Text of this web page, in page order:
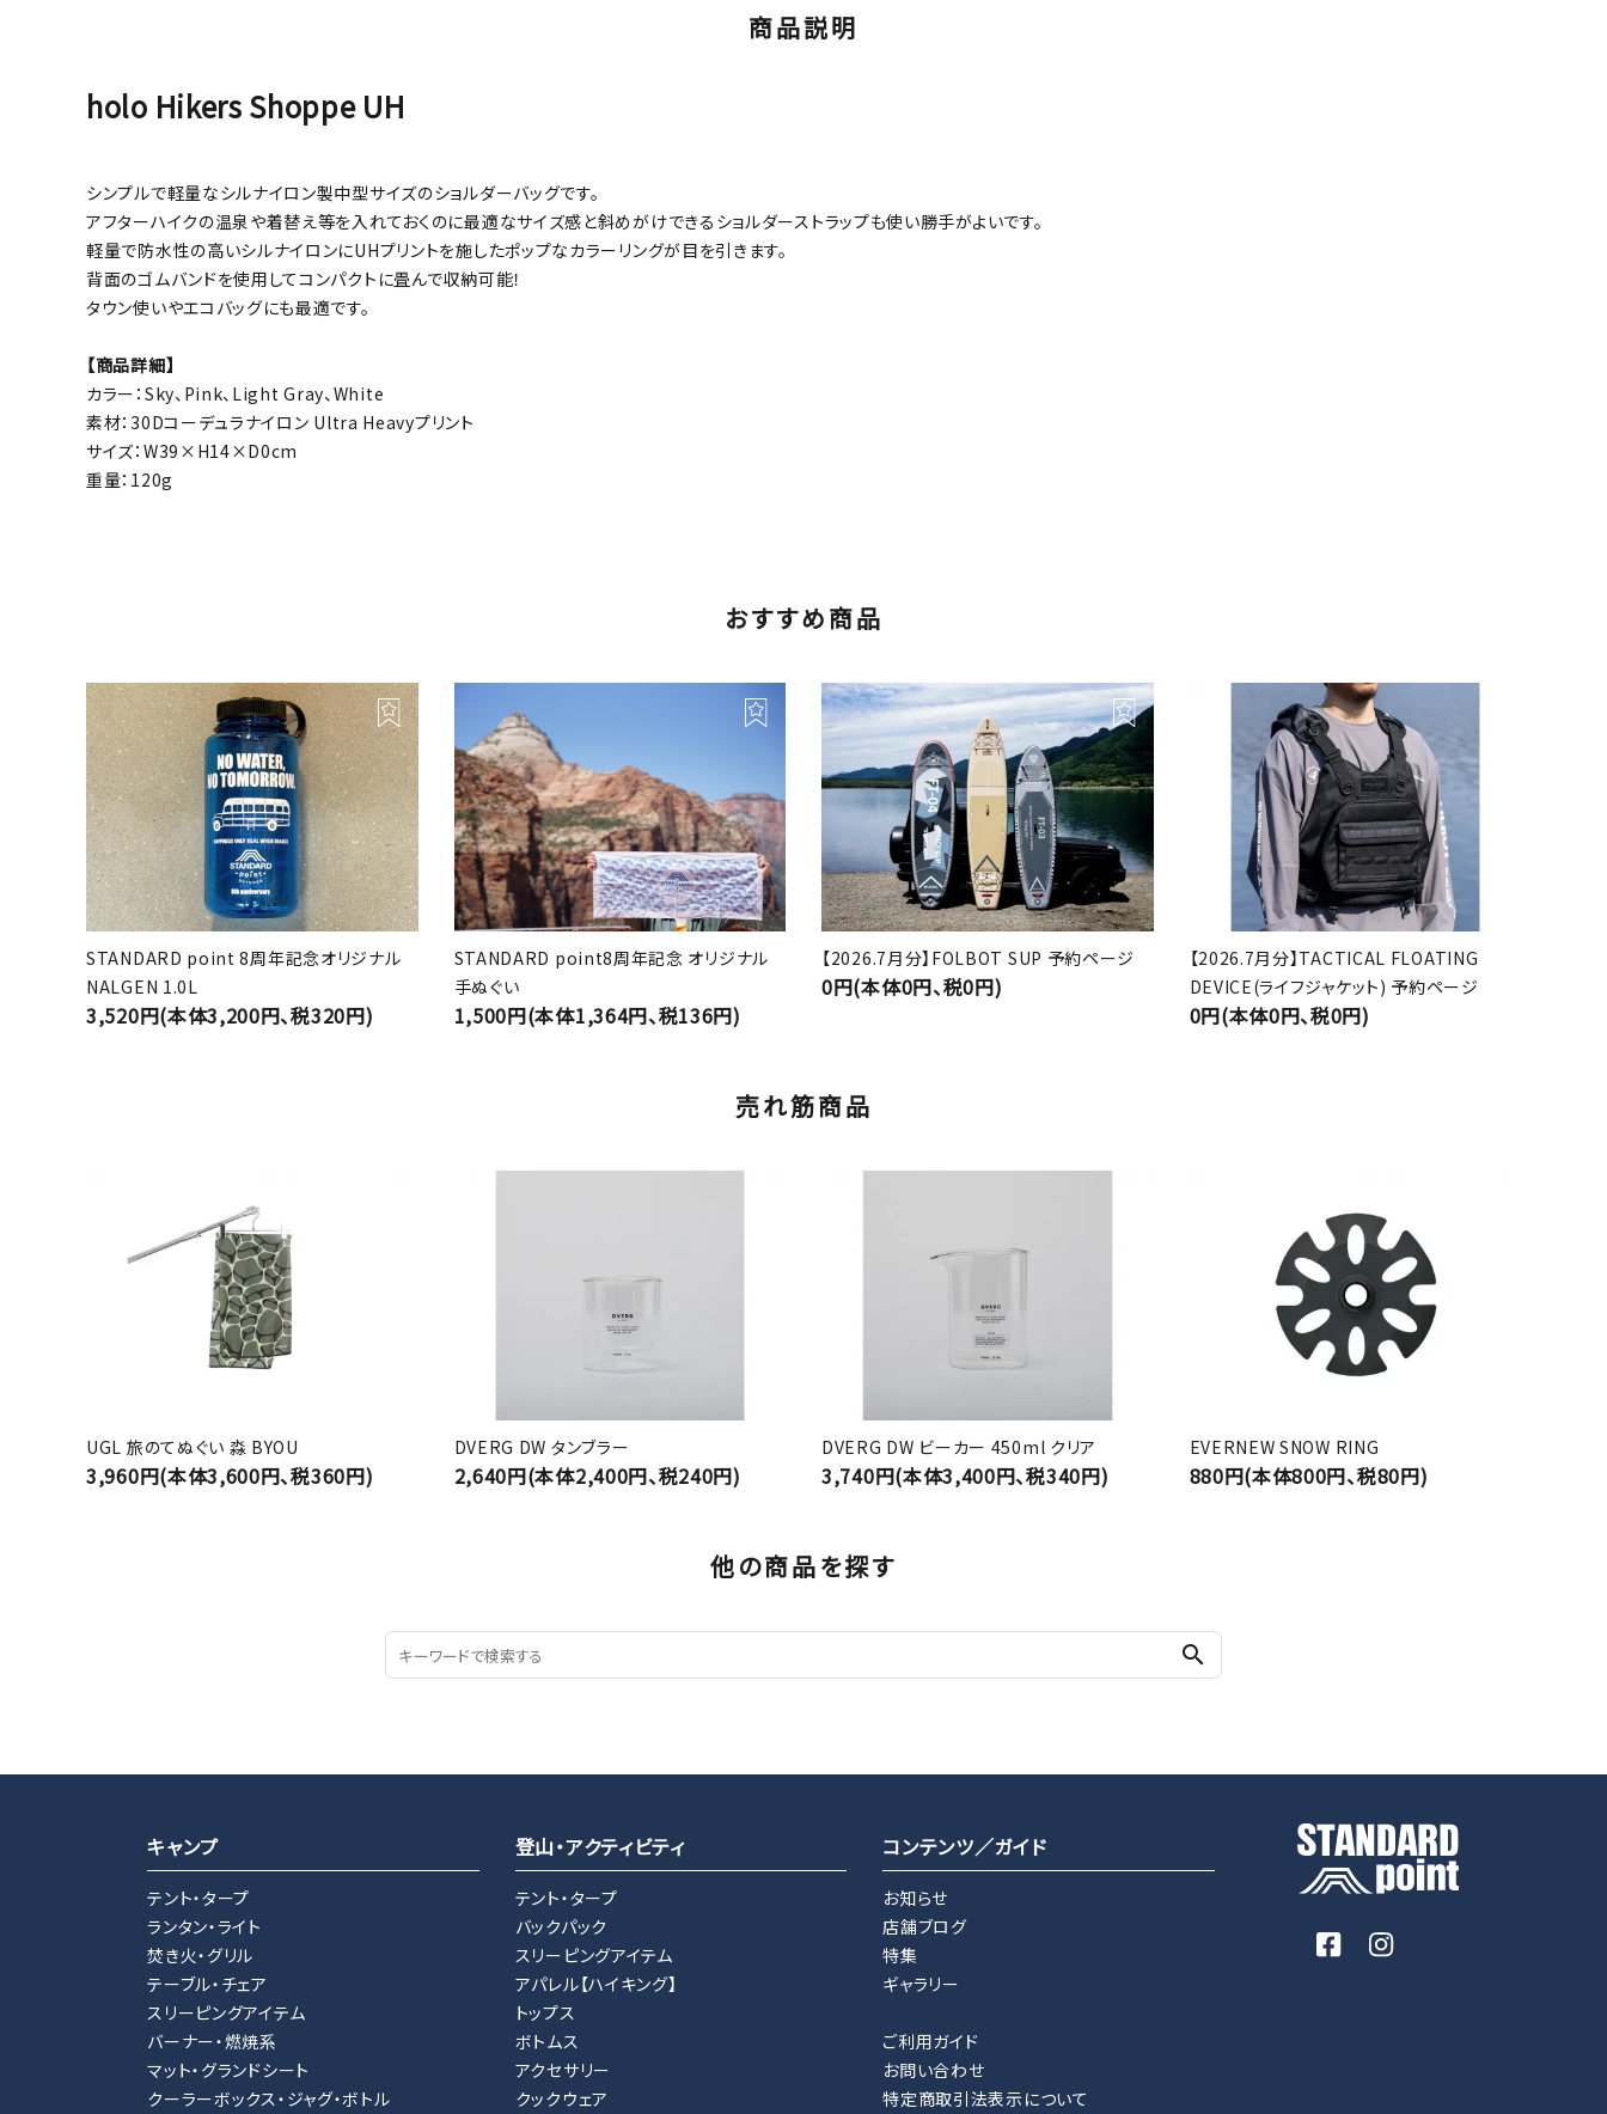
商品説明
holo Hikers Shoppe UH
シンプルで軽量なシルナイロン製中型サイズのショルダーバッグです。
アフターハイクの温泉や着替え等を入れておくのに最適なサイズ感と斜めがけできるショルダーストラップも使い勝手がよいです。
軽量で防水性の高いシルナイロンにUHプリントを施したポップなカラーリングが目を引きます。
背面のゴムバンドを使用してコンパクトに畳んで収納可能！
タウン使いやエコバッグにも最適です。
【商品詳細】
カラー：Sky、Pink、Light Gray、White
素材：30Dコーデュラナイロン Ultra Heavyプリント
サイズ：W39×H14×D0cm
重量：120g
おすすめ商品
STANDARD point 8周年記念オリジナル
NALGEN 1.0L
3,520円(本体3,200円、税320円)
STANDARD point8周年記念 オリジナル
手ぬぐい
1,500円(本体1,364円、税136円)
【2026.7月分】FOLBOT SUP 予約ページ
0円(本体0円、税0円)
【2026.7月分】TACTICAL FLOATING
DEVICE(ライフジャケット) 予約ページ
0円(本体0円、税0円)
売れ筋商品
UGL 旅のてぬぐい 淼 BYOU
3,960円(本体3,600円、税360円)
DVERG DW タンブラー
2,640円(本体2,400円、税240円)
DVERG DW ビーカー 450ml クリア
3,740円(本体3,400円、税340円)
EVERNEW SNOW RING
880円(本体800円、税80円)
他の商品を探す
search
キャンプ
テント・タープ
ランタン・ライト
焚き火・グリル
テーブル・チェア
スリーピングアイテム
バーナー・燃焼系
マット・グランドシート
クーラーボックス・ジャグ・ボトル
登山・アクティビティ
テント・タープ
バックパック
スリーピングアイテム
アパレル【ハイキング】
トップス
ボトムス
アクセサリー
クックウェア
コンテンツ／ガイド
お知らせ
店舗ブログ
特集
ギャラリー
ご利用ガイド
お問い合わせ
特定商取引法表示について